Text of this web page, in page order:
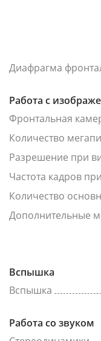
Диафрагма
Работа с
Фронтальная
Количество
Разрешение при
Частота кадров
Количество
Дополнительные
Вспышка
Вспышка
Работа со звуком